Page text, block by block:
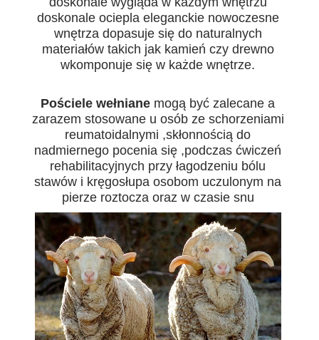
doskonale ociepla eleganckie nowoczesne
wnętrza dopasuje się do naturalnych
materiałów takich jak kamień czy drewno
wkomponuje się w każde wnętrze.
Pościele wełniane mogą być zalecane a
zarazem stosowane u osób ze schorzeniami
reumatoidalnymi ,skłonnością do
nadmiernego pocenia się ,podczas ćwiczeń
rehabilitacyjnych przy łagodzeniu bólu
stawów i kręgosłupa osobom uczulonym na
pierze roztocza oraz w czasie snu